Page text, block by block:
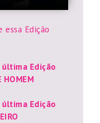
Edição
Edição
HOMEM
Edição